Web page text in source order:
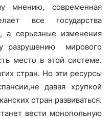
мнению, современная
все государства
а серьезные изменения
разрушению мирового
место в этой системе.
стран. Но эти ресурсы
давая хрупкой
стран развиваться.
вести монопольную